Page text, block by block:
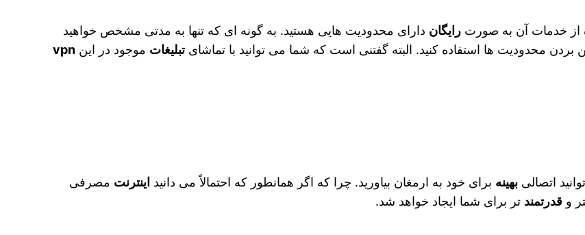
از خدمات آن به صورترایگان دارای محدودیت‌ هایی هستید. به گونه ای که تنها به مدتی مشخص خواهید
بردن محدودیت‌ ها استفاده کنید. البته گفتنی است که شما می‌ توانید با تماشایتبلیغات موجود در اینvpn
اتصالیبهینه برای خود به ارمغان بیاورید. چرا که اگر همانطور که احتمالاً می‌ دانید اینترنت مصرفی
و قدرتمند تر برای شما ایجاد خواهد شد.